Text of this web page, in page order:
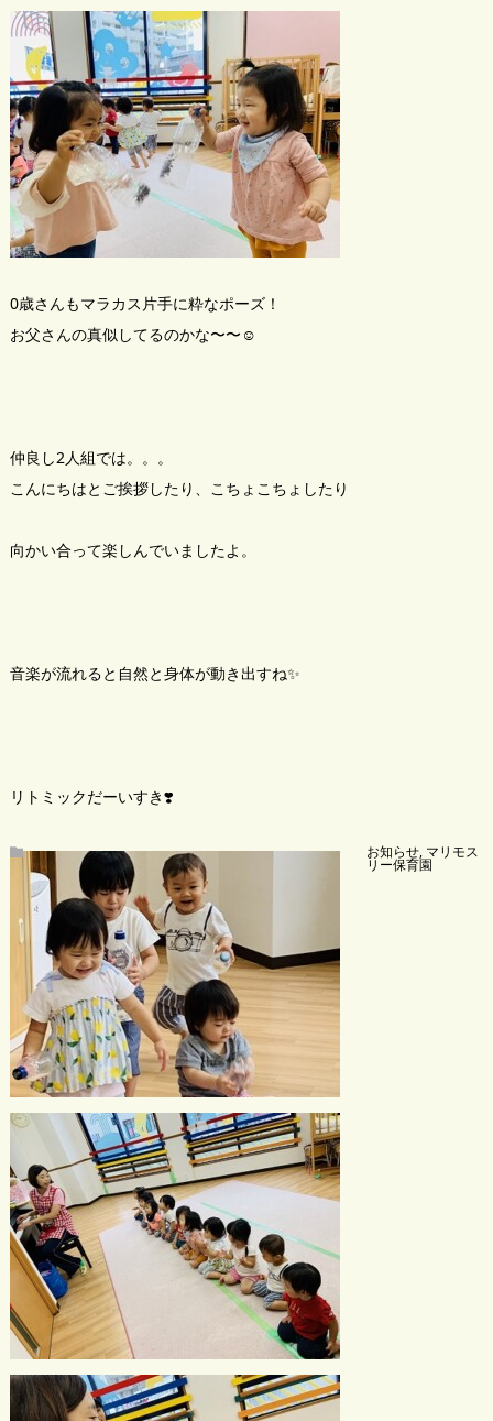
0歳さんもマラカス片手に粋なポーズ！
お父さんの真似してるのかな〜〜☺️
仲良し2人組では。。。
こんにちはとご挨拶したり、こちょこちょしたり
向かい合って楽しんでいましたよ。
音楽が流れると自然と身体が動き出すね✨
リトミックだーいすき❣️
お知らせ, マリモス
リー保育園